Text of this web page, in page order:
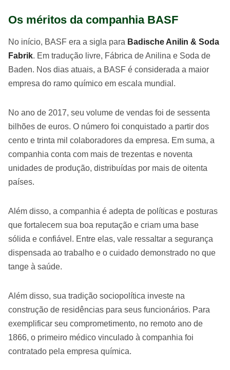
Os méritos da companhia BASF
No início, BASF era a sigla para Badische Anilin & Soda
Fabrik. Em tradução livre, Fábrica de Anilina e Soda de
Baden. Nos dias atuais, a BASF é considerada a maior
empresa do ramo químico em escala mundial.
No ano de 2017, seu volume de vendas foi de sessenta
bilhões de euros. O número foi conquistado a partir dos
cento e trinta mil colaboradores da empresa. Em suma, a
companhia conta com mais de trezentas e noventa
unidades de produção, distribuídas por mais de oitenta
países.
Além disso, a companhia é adepta de políticas e posturas
que fortalecem sua boa reputação e criam uma base
sólida e confiável. Entre elas, vale ressaltar a segurança
dispensada ao trabalho e o cuidado demonstrado no que
tange à saúde.
Além disso, sua tradição sociopolítica investe na
construção de residências para seus funcionários. Para
exemplificar seu comprometimento, no remoto ano de
1866, o primeiro médico vinculado à companhia foi
contratado pela empresa química.